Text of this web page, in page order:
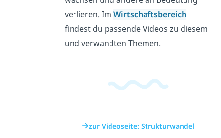
verlieren. ImWirtschaftsbereich
findest du passende Videos zu diesem
und verwandten Themen.
zur Videoseite: Strukturwandel